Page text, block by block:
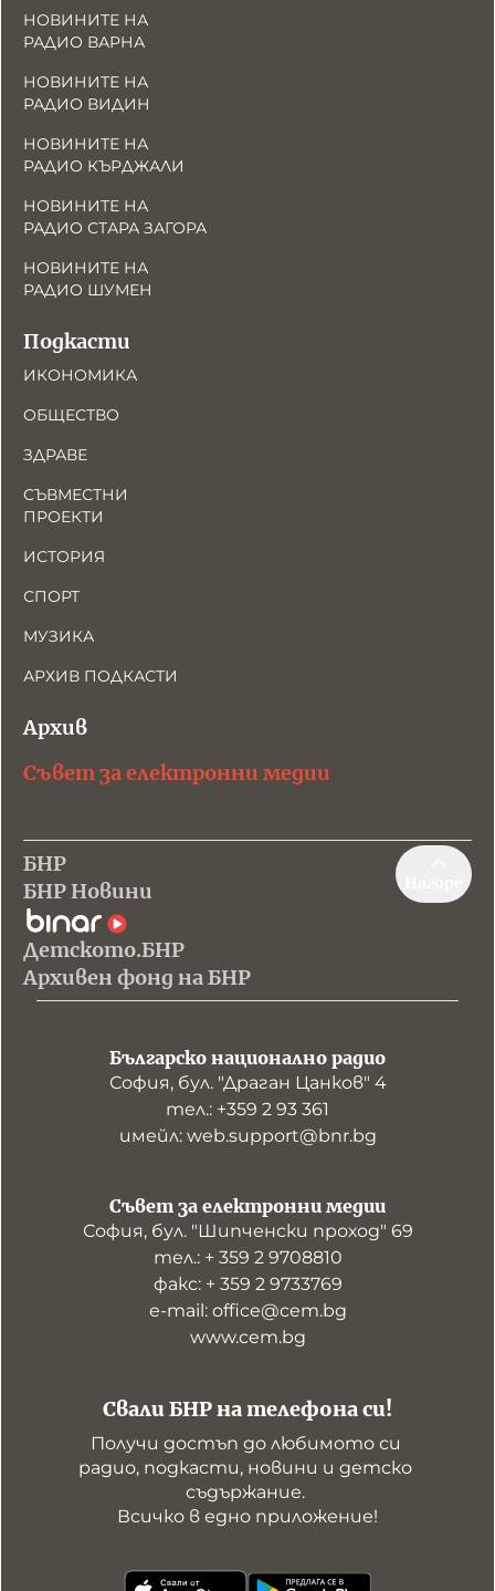
НОВИНИТЕ НА
РАДИО ВАРНА
НОВИНИТЕ НА
РАДИО ВИДИН
НОВИНИТЕ НА
РАДИО КЪРДЖАЛИ
НОВИНИТЕ НА
РАДИО СТАРА ЗАГОРА
НОВИНИТЕ НА
РАДИО ШУМЕН
Подкасти
ИКОНОМИКА
ОБЩЕСТВО
ЗДРАВЕ
СЪВМЕСТНИ
ПРОЕКТИ
ИСТОРИЯ
СПОРТ
МУЗИКА
АРХИВ ПОДКАСТИ
Архив
Съвет за електронни медии
БНР
БНР Новини
Детското.БНР
Архивен фонд на БНР
Българско национално радио
София, бул. "Драган Цанков" 4
тел.: +359 2 93 361
имейл: web.support@bnr.bg
Свали БНР на телефона си!
Получи достъп до любимото си
радио, подкасти, новини и детско
съдържание.
Всичко в едно приложение!
Съвет за електронни медии
София, бул. "Шипченски проход" 69
тел.: + 359 2 9708810
факс: + 359 2 9733769
е-mail: office@cem.bg
www.cem.bg